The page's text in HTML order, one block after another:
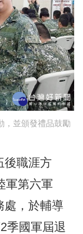
，並頒發禮品鼓勵
後職涯方
軍第六軍
處，於輔導
季國軍屆退